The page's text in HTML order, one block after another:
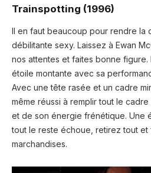
Trainspotting (1996)
Il en faut beaucoup pour rendre la
débilitante sexy. Laissez à Ewan
nos attentes et faites bonne figure.
étoile montante avec sa
Avec une tête rasée et un cadre
même réussi à remplir tout le
et de son énergie frénétique. Une
tout le reste échoue, retirez tout et
marchandises.